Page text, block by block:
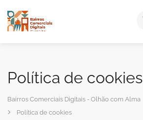
Política de cookies
Bairros Comerciais Digitais - Olhão com Alma
Política de cookies